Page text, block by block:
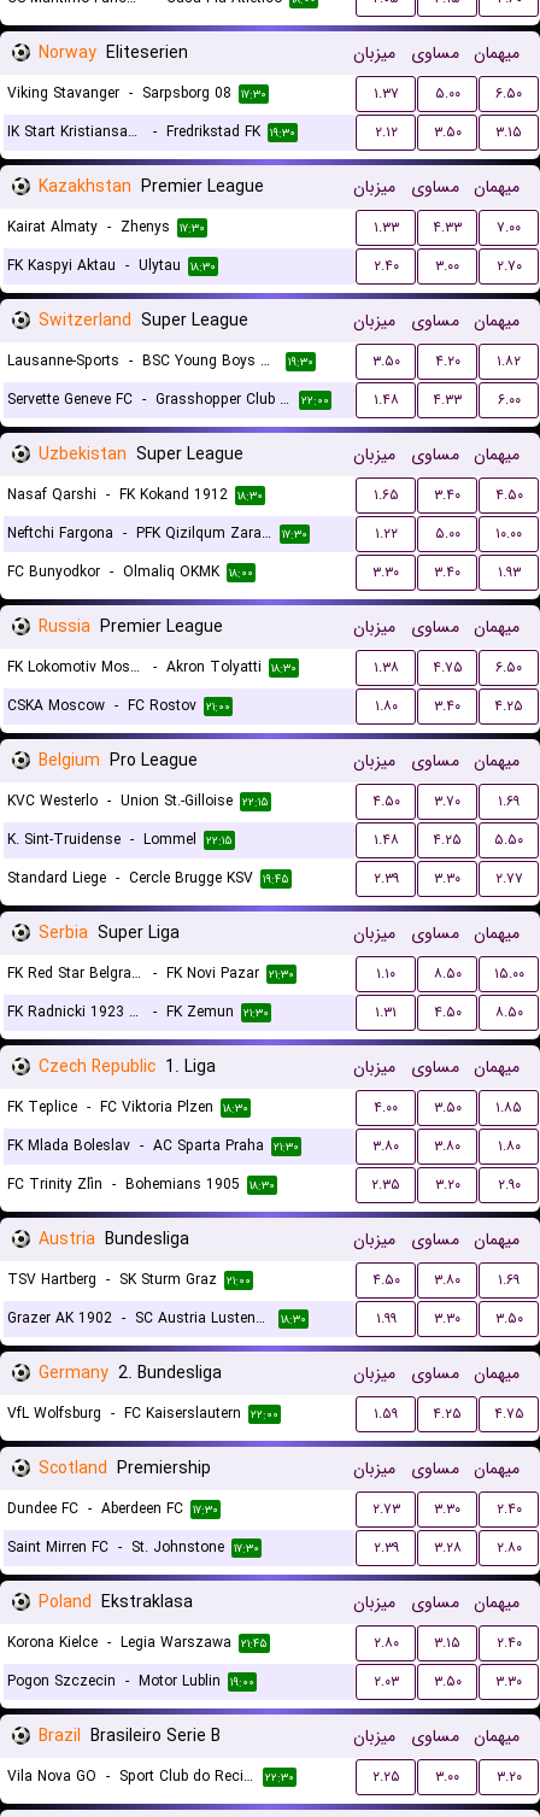
Norway Eliteserien میزبان مساوی میهمان
Viking Stavanger - Sarpsborg 08 ۱۷:۳۰ ۱.۳۷ ۵.۰۰
۶.۵۰
IK Start Kristiansand
- Fredrikstad FK ۱۹:۳۰ ۲.۱۲ ۳.۵۰ ۳.۱۵
Kazakhstan Premier League میزبان مساوی میهمان
Kairat Almaty - Zhenys ۱۷:۳۰ ۱.۳۳ ۴.۳۳
۷.۰۰
FK Kaspyi Aktau - Ulytau ۱۸:۳۰ ۲.۴۰ ۳.۰۰ ۲.۷۰
Switzerland Super League میزبان مساوی میهمان
Lausanne-Sports - BSC Young Boys Bern ۱۹:۳۰ ۳.۵۰ ۴.۲۰
۱.۸۲
Servette Geneve FC - Grasshopper Club Zurich ۲۲:۰۰ ۱.۴۸ ۴.۳۳ ۶.۰۰
Uzbekistan Super League میزبان مساوی میهمان
Nasaf Qarshi - FK Kokand 1912 ۱۸:۳۰ ۱.۶۵ ۳.۴۰
۴.۵۰
Neftchi Fargona - PFK Qizilqum Zarafshon ۱۷:۳۰ ۱.۲۲ ۵.۰۰
۱۰.۰۰
FC Bunyodkor - Olmaliq OKMK ۱۸:۰۰ ۳.۳۰ ۳.۴۰ ۱.۹۳
Russia Premier League میزبان مساوی میهمان
FK Lokomotiv Moscow - Akron Tolyatti ۱۸:۳۰ ۱.۳۸ ۴.۷۵
۶.۵۰
CSKA Moscow - FC Rostov ۲۱:۰۰ ۱.۸۰ ۳.۴۰ ۴.۲۵
Belgium Pro League میزبان مساوی میهمان
KVC Westerlo - Union St.-Gilloise ۲۲:۱۵ ۴.۵۰ ۳.۷۰
۱.۶۹
K. Sint-Truidense - Lommel ۲۲:۱۵ ۱.۴۸ ۴.۲۵
۵.۵۰
Standard Liege - Cercle Brugge KSV ۱۹:۴۵ ۲.۳۹ ۳.۳۰ ۲.۷۷
Serbia Super Liga میزبان مساوی میهمان
FK Red Star Belgrade (Crvena Zvezda) - FK Novi Pazar ۲۱:۳۰ ۱.۱۰ ۸.۵۰
۱۵.۰۰
FK Radnicki 1923 Kragujevac
- FK Zemun ۲۱:۳۰ ۱.۳۱ ۴.۵۰ ۸.۵۰
Czech Republic 1. Liga میزبان مساوی میهمان
FK Teplice - FC Viktoria Plzen ۱۸:۳۰ ۴.۰۰ ۳.۵۰
۱.۸۵
FK Mlada Boleslav - AC Sparta Praha ۲۱:۳۰ ۳.۸۰ ۳.۸۰
۱.۸۰
FC Trinity Zlín - Bohemians 1905 ۱۸:۳۰ ۲.۳۵ ۳.۲۰ ۲.۹۰
Austria Bundesliga میزبان مساوی میهمان
TSV Hartberg - SK Sturm Graz ۲۱:۰۰ ۴.۵۰ ۳.۸۰
۱.۶۹
Grazer AK 1902 - SC Austria Lustenau ۱۸:۳۰ ۱.۹۹ ۳.۳۰ ۳.۵۰
Germany 2. Bundesliga میزبان مساوی میهمان
VfL Wolfsburg - FC Kaiserslautern ۲۲:۰۰ ۱.۵۹ ۴.۲۵ ۴.۷۵
Scotland Premiership میزبان مساوی میهمان
Dundee FC - Aberdeen FC ۱۷:۳۰ ۲.۷۳ ۳.۳۰
۲.۴۰
Saint Mirren FC - St. Johnstone ۱۷:۳۰ ۲.۳۹ ۳.۲۸ ۲.۸۰
Poland Ekstraklasa میزبان مساوی میهمان
Korona Kielce - Legia Warszawa ۲۱:۴۵ ۲.۸۰ ۳.۱۵
۲.۴۰
Pogon Szczecin - Motor Lublin ۱۹:۰۰ ۲.۰۳ ۳.۵۰ ۳.۳۰
Brazil Brasileiro Serie B میزبان مساوی میهمان
Vila Nova GO - Sport Club do Recife ۲۲:۳۰ ۲.۲۵ ۳.۰۰ ۳.۲۰